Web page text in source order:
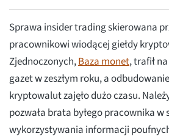
Sprawa insider trading skierowana
pracownikowi wiodącej giełdy
Zjednoczonych,Baza monet, trafił
gazet w zeszłym roku, a
kryptowalut zajęło dużo czasu.
pozwała brata byłego pracownika
wykorzystywania informacji